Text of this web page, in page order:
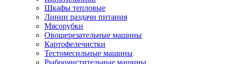
Шкафы тепловые
Линии раздачи питания
Мясорубки
Овощерезательные машины
Картофелечистки
Тестомесильные машины
Рыбоочистительные машины